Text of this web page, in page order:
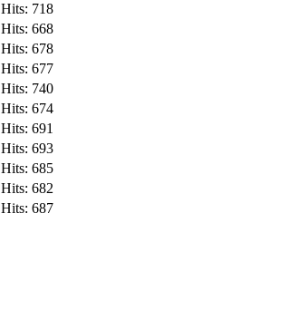
Hits: 718
Hits: 668
Hits: 678
Hits: 677
Hits: 740
Hits: 674
Hits: 691
Hits: 693
Hits: 685
Hits: 682
Hits: 687